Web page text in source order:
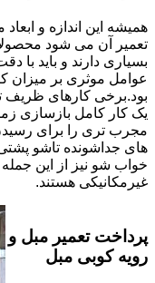
همیشه این اندازه و
تعمیر آن می شود
بسیاری دارند و باید با
عوامل موثری بر میزان
یک کار کامل بازسازی
مجرب تری را برای
های جداشونده تاشو
خواب شو نیز از این
غیرمکانیکی هستند.
پرداخت تعمیر مبل و
رویه کوبی مبل